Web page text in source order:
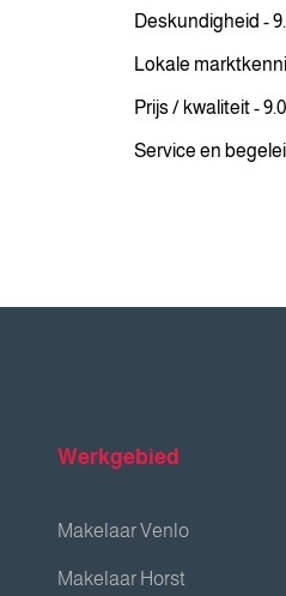
Deskundigheid -
Lokale
Prijs / kwaliteit - 9.0
Service en
Werkgebied
Makelaar Venlo
Makelaar Horst